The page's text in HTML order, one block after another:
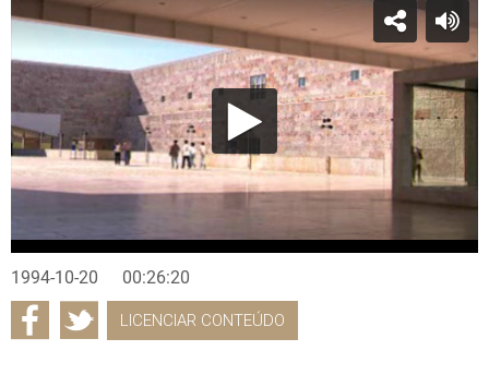
1994-10-20 00:26:20
LICENCIAR CONTEÚDO